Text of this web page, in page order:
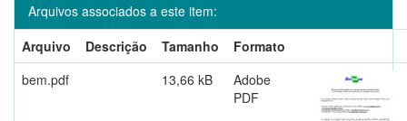
Arquivos associados a este item:
Arquivo
Descrição Tamanho
Formato
bem.pdf
13,66 kB
Adobe
PDF